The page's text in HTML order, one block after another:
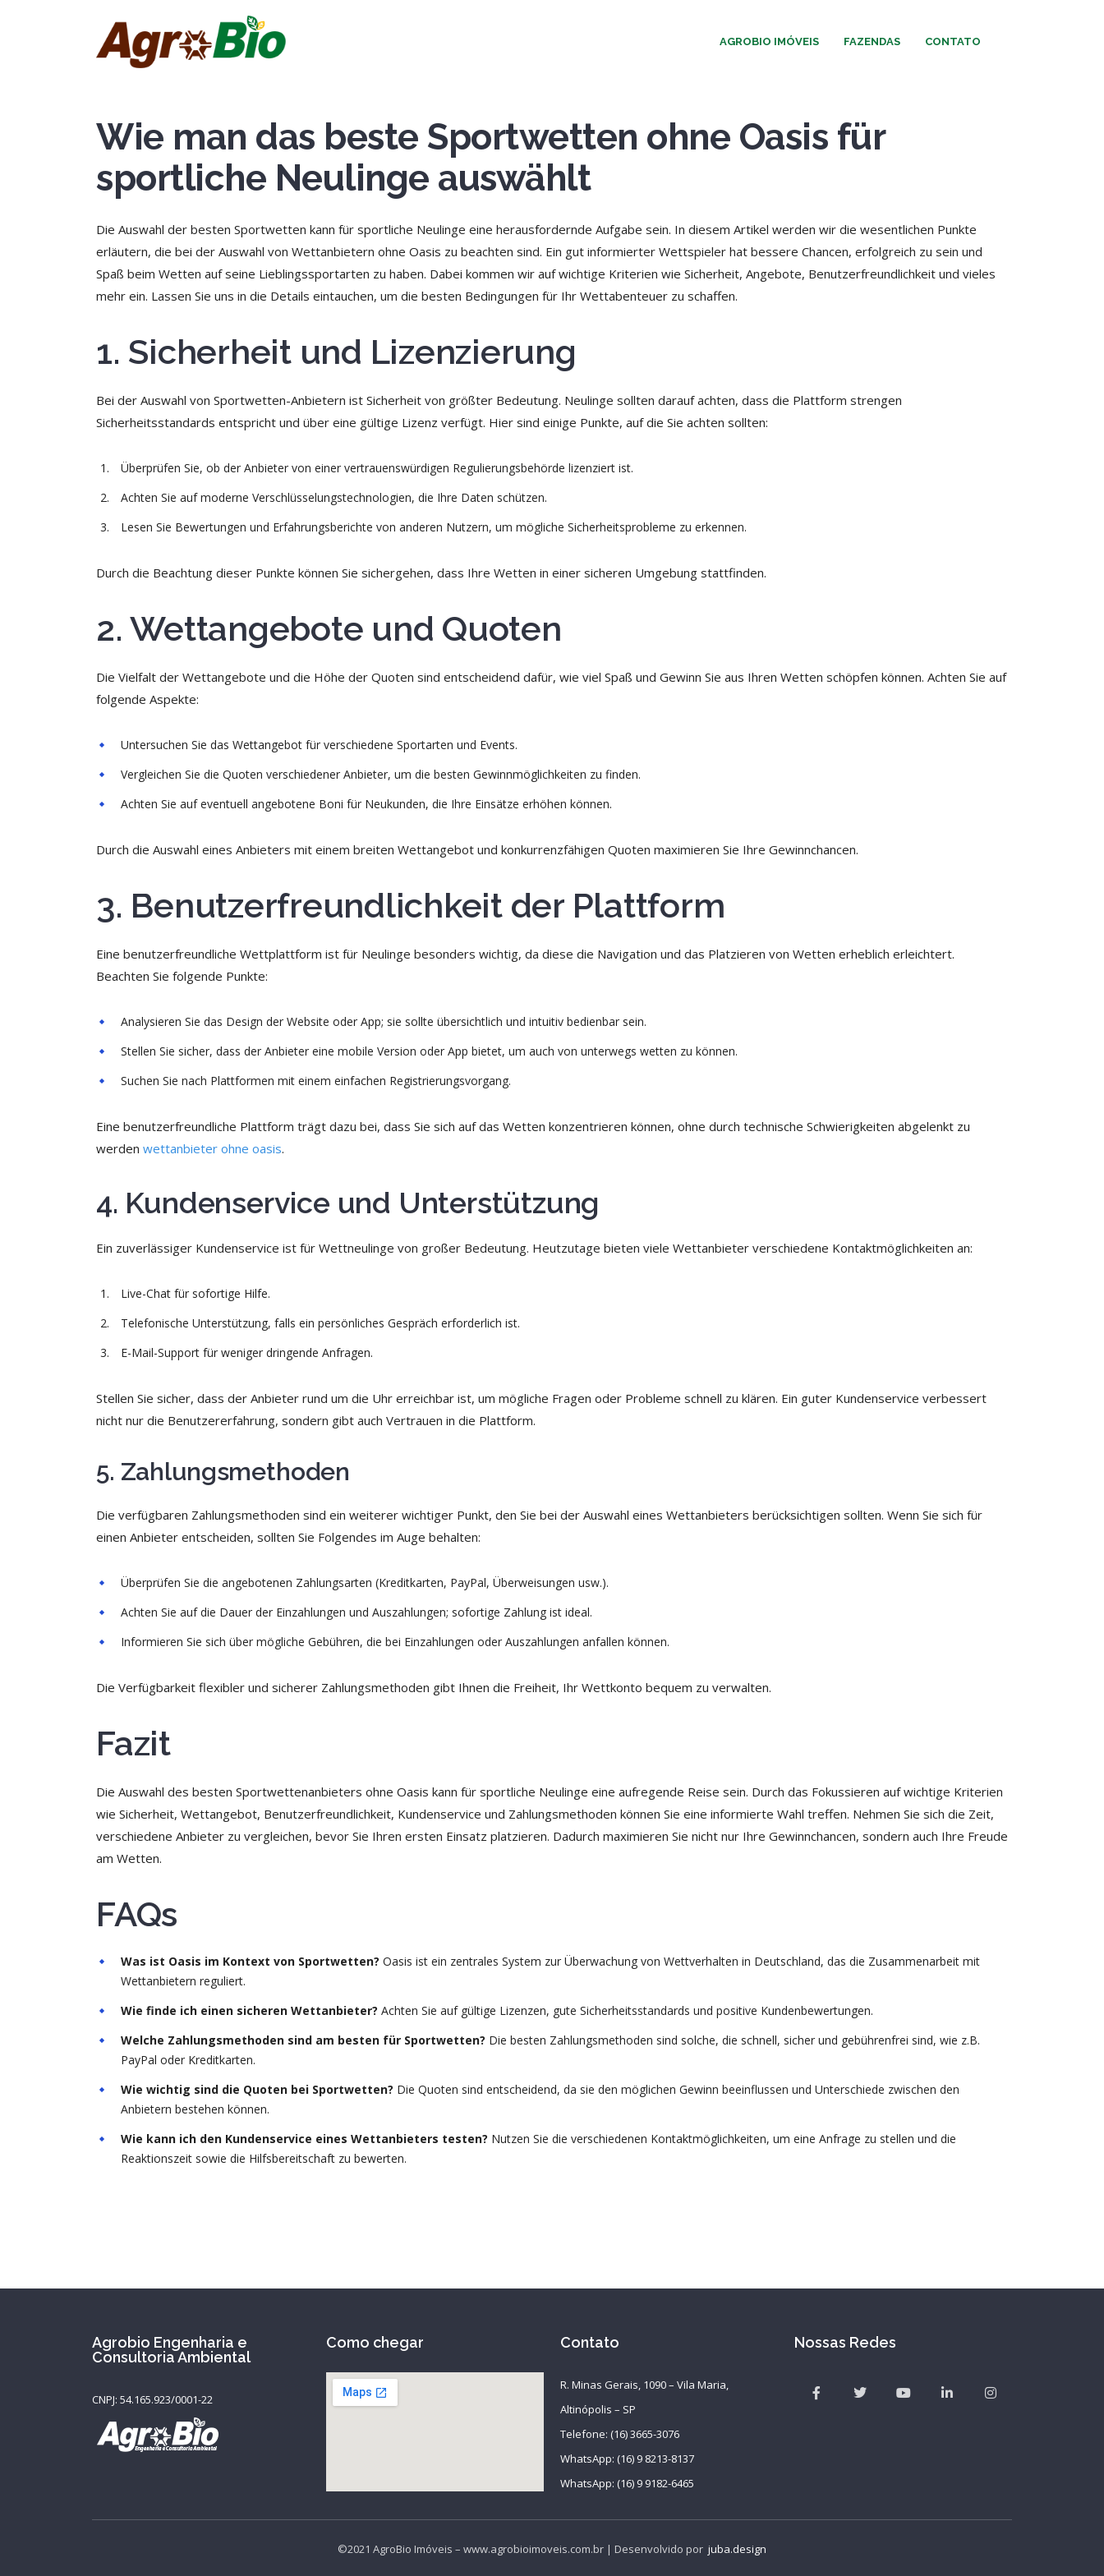
AGROBIO IMÓVEIS FAZENDAS CONTATO
Wie man das beste Sportwetten ohne Oasis für
sportliche Neulinge auswählt
Die Auswahl der besten Sportwetten kann für sportliche Neulinge eine herausfordernde Aufgabe sein. In diesem Artikel werden wir die wesentlichen Punkte
erläutern, die bei der Auswahl von Wettanbietern ohne Oasis zu beachten sind. Ein gut informierter Wettspieler hat bessere Chancen, erfolgreich zu sein und
Spaß beim Wetten auf seine Lieblingssportarten zu haben. Dabei kommen wir auf wichtige Kriterien wie Sicherheit, Angebote, Benutzerfreundlichkeit und vieles
mehr ein. Lassen Sie uns in die Details eintauchen, um die besten Bedingungen für Ihr Wettabenteuer zu schaffen.
1. Sicherheit und Lizenzierung
Bei der Auswahl von Sportwetten-Anbietern ist Sicherheit von größter Bedeutung. Neulinge sollten darauf achten, dass die Plattform strengen
Sicherheitsstandards entspricht und über eine gültige Lizenz verfügt. Hier sind einige Punkte, auf die Sie achten sollten:
Überprüfen Sie, ob der Anbieter von einer vertrauenswürdigen Regulierungsbehörde lizenziert ist.
Achten Sie auf moderne Verschlüsselungstechnologien, die Ihre Daten schützen.
Lesen Sie Bewertungen und Erfahrungsberichte von anderen Nutzern, um mögliche Sicherheitsprobleme zu erkennen.
Durch die Beachtung dieser Punkte können Sie sichergehen, dass Ihre Wetten in einer sicheren Umgebung stattfinden.
2. Wettangebote und Quoten
Die Vielfalt der Wettangebote und die Höhe der Quoten sind entscheidend dafür, wie viel Spaß und Gewinn Sie aus Ihren Wetten schöpfen können. Achten Sie auf
folgende Aspekte:
Untersuchen Sie das Wettangebot für verschiedene Sportarten und Events.
Vergleichen Sie die Quoten verschiedener Anbieter, um die besten Gewinnmöglichkeiten zu finden.
Achten Sie auf eventuell angebotene Boni für Neukunden, die Ihre Einsätze erhöhen können.
Durch die Auswahl eines Anbieters mit einem breiten Wettangebot und konkurrenzfähigen Quoten maximieren Sie Ihre Gewinnchancen.
3. Benutzerfreundlichkeit der Plattform
Eine benutzerfreundliche Wettplattform ist für Neulinge besonders wichtig, da diese die Navigation und das Platzieren von Wetten erheblich erleichtert.
Beachten Sie folgende Punkte:
Analysieren Sie das Design der Website oder App; sie sollte übersichtlich und intuitiv bedienbar sein.
Stellen Sie sicher, dass der Anbieter eine mobile Version oder App bietet, um auch von unterwegs wetten zu können.
Suchen Sie nach Plattformen mit einem einfachen Registrierungsvorgang.
Eine benutzerfreundliche Plattform trägt dazu bei, dass Sie sich auf das Wetten konzentrieren können, ohne durch technische Schwierigkeiten abgelenkt zu
werden wettanbieter ohne oasis.
4. Kundenservice und Unterstützung
Ein zuverlässiger Kundenservice ist für Wettneulinge von großer Bedeutung. Heutzutage bieten viele Wettanbieter verschiedene Kontaktmöglichkeiten an:
Live-Chat für sofortige Hilfe.
Telefonische Unterstützung, falls ein persönliches Gespräch erforderlich ist.
E-Mail-Support für weniger dringende Anfragen.
Stellen Sie sicher, dass der Anbieter rund um die Uhr erreichbar ist, um mögliche Fragen oder Probleme schnell zu klären. Ein guter Kundenservice verbessert
nicht nur die Benutzererfahrung, sondern gibt auch Vertrauen in die Plattform.
5. Zahlungsmethoden
Die verfügbaren Zahlungsmethoden sind ein weiterer wichtiger Punkt, den Sie bei der Auswahl eines Wettanbieters berücksichtigen sollten. Wenn Sie sich für
einen Anbieter entscheiden, sollten Sie Folgendes im Auge behalten:
Überprüfen Sie die angebotenen Zahlungsarten (Kreditkarten, PayPal, Überweisungen usw.).
Achten Sie auf die Dauer der Einzahlungen und Auszahlungen; sofortige Zahlung ist ideal.
Informieren Sie sich über mögliche Gebühren, die bei Einzahlungen oder Auszahlungen anfallen können.
Die Verfügbarkeit flexibler und sicherer Zahlungsmethoden gibt Ihnen die Freiheit, Ihr Wettkonto bequem zu verwalten.
Fazit
Die Auswahl des besten Sportwettenanbieters ohne Oasis kann für sportliche Neulinge eine aufregende Reise sein. Durch das Fokussieren auf wichtige Kriterien
wie Sicherheit, Wettangebot, Benutzerfreundlichkeit, Kundenservice und Zahlungsmethoden können Sie eine informierte Wahl treffen. Nehmen Sie sich die Zeit,
verschiedene Anbieter zu vergleichen, bevor Sie Ihren ersten Einsatz platzieren. Dadurch maximieren Sie nicht nur Ihre Gewinnchancen, sondern auch Ihre Freude
am Wetten.
FAQs
Was ist Oasis im Kontext von Sportwetten? Oasis ist ein zentrales System zur Überwachung von Wettverhalten in Deutschland, das die Zusammenarbeit mit
Wettanbietern reguliert.
Wie finde ich einen sicheren Wettanbieter? Achten Sie auf gültige Lizenzen, gute Sicherheitsstandards und positive Kundenbewertungen.
Welche Zahlungsmethoden sind am besten für Sportwetten? Die besten Zahlungsmethoden sind solche, die schnell, sicher und gebührenfrei sind, wie z.B.
PayPal oder Kreditkarten.
Wie wichtig sind die Quoten bei Sportwetten? Die Quoten sind entscheidend, da sie den möglichen Gewinn beeinflussen und Unterschiede zwischen den
Anbietern bestehen können.
Wie kann ich den Kundenservice eines Wettanbieters testen? Nutzen Sie die verschiedenen Kontaktmöglichkeiten, um eine Anfrage zu stellen und die
Reaktionszeit sowie die Hilfsbereitschaft zu bewerten.
Agrobio Engenharia e
Consultoria Ambiental
CNPJ: 54.165.923/0001-22
Como chegar Contato
R. Minas Gerais, 1090 – Vila Maria,
Altinópolis – SP
Telefone: (16) 3665-3076
WhatsApp: (16) 9 8213-8137
WhatsApp: (16) 9 9182-6465
Nossas Redes
©2021 AgroBio Imóveis – www.agrobioimoveis.com.br | Desenvolvido por juba.design